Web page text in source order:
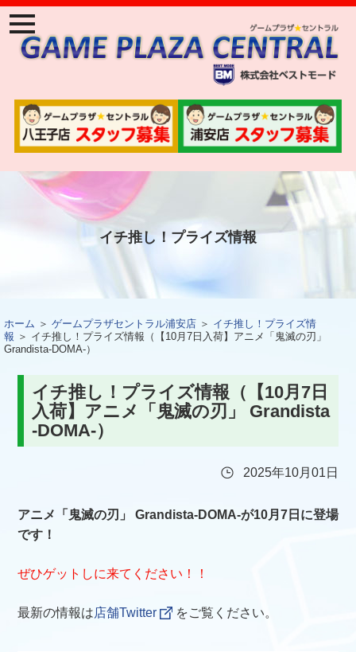
ナ
ビ
ゲ
ー
ン
メ
ニ
ュ
イチ推し！プライズ情報
ホーム ＞ ゲームプラザセントラル浦安店 ＞ イチ推し！プライズ情
報 ＞ イチ推し！プライズ情報（【10月7日入荷】アニメ「鬼滅の刃」
Grandista-DOMA-）
イチ推し！プライズ情報（【10月7日
入荷】アニメ「鬼滅の刃」 Grandista
-DOMA-）
2025年10月01日
アニメ「鬼滅の刃」 Grandista-DOMA-が10月7日に登場
です！
ぜひゲットしに来てください！！
最新の情報は店舗Twitter をご覧ください。